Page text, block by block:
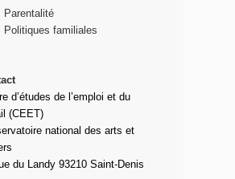
Parentalité
Politiques familiales
d’études de l’emploi et du
(CEET)
national des arts et
du Landy 93210 Saint-Denis